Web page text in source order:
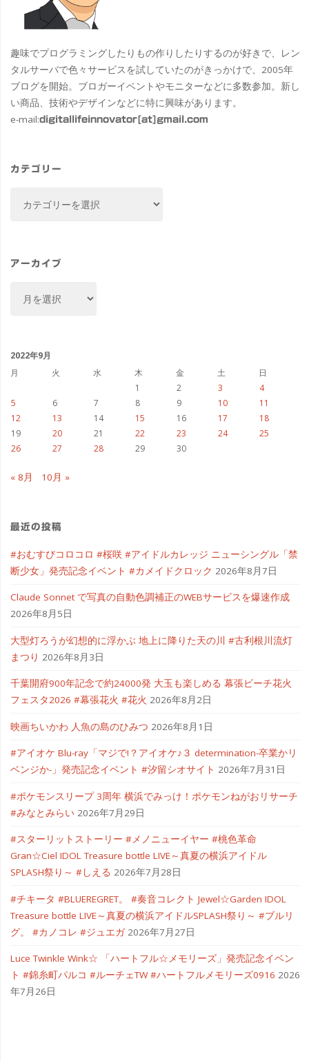
趣味でプログラミングしたりもの作りしたりするのが好きで、レン
タルサーバで色々サービスを試していたのがきっかけで、2005年
ブログを開始。ブロガーイベントやモニターなどに多数参加。新し
い商品、技術やデザインなどに特に興味があります。
e-mail:digitallifeinnovator[at]gmail.com
カテゴリー
ー
アーカイブ
ブ
2022年9月
月
火 水 木 金 土
日
1
2 3
4
5
6 7 8 9 10
11
12
13 14 15 16 17
18
19
20 21 22 23 24
25
26
27 28 29 30
« 8月 10月 »
最近の投稿
#おむすびコロコロ #桜咲 #アイドルカレッジ ニューシングル「禁
断少女」発売記念イベント #カメイドクロック 2026年8月7日
Claude Sonnet で写真の自動色調補正のWEBサービスを爆速作成
2026年8月5日
大型灯ろうが幻想的に浮かぶ 地上に降りた天の川 #古利根川流灯
まつり 2026年8月3日
千葉開府900年記念で約24000発 大玉も楽しめる 幕張ビーチ花火
フェスタ2026 #幕張花火 #花火 2026年8月2日
映画ちいかわ 人魚の島のひみつ 2026年8月1日
#アイオケ Blu-ray「マジで!？アイオケ♪３ determination-卒業かリ
ベンジか-」発売記念イベント #汐留シオサイト 2026年7月31日
#ポケモンスリープ 3周年 横浜でみっけ！ポケモンねがおリサーチ
#みなとみらい 2026年7月29日
#スターリットストーリー #メノニューイヤー #桃色革命
Gran☆Ciel IDOL Treasure bottle LIVE～真夏の横浜アイドル
SPLASH祭り～ #しえる 2026年7月28日
#チキータ #BLUEREGRET。 #奏音コレクト Jewel☆Garden IDOL
Treasure bottle LIVE～真夏の横浜アイドルSPLASH祭り～ #ブルリ
グ。 #カノコレ #ジュエガ 2026年7月27日
Luce Twinkle Wink☆ 「ハートフル☆メモリーズ」発売記念イベン
ト #錦糸町パルコ #ルーチェTW #ハートフルメモリーズ0916 2026
年7月26日